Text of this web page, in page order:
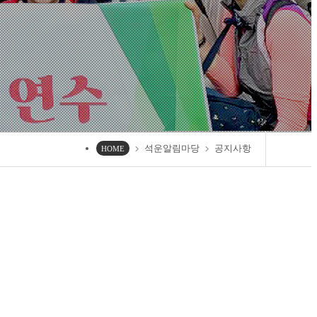
HOME chevron_right 석운알림마당 chevron_right 공지사항